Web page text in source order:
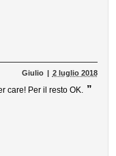
Giulio 2 luglio 2018
care! Per il resto OK. ”